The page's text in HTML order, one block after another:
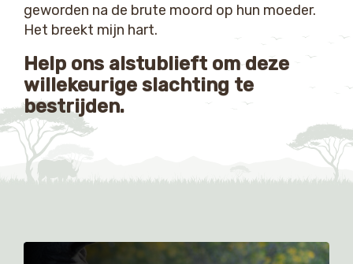
geworden na de brute moord op hun moeder.
Het breekt mijn hart.
Help ons alstublieft om deze
willekeurige slachting te
bestrijden.